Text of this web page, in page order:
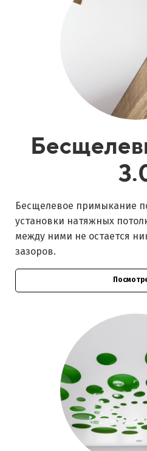
Бесщелевое примыкание
установки натяжных
между ними не остается
зазоров.